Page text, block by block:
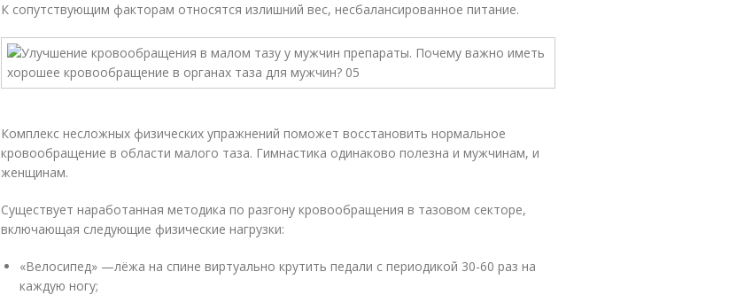
К сопутствующим факторам относятся излишний вес, несбалансированное питание.
Комплекс несложных физических упражнений поможет восстановить нормальное
кровообращение в области малого таза. Гимнастика одинаково полезна и мужчинам, и
женщинам.
Существует наработанная методика по разгону кровообращения в тазовом секторе,
включающая следующие физические нагрузки:
«Велосипед» —лёжа на спине виртуально крутить педали с периодикой 30-60 раз на
каждую ногу;